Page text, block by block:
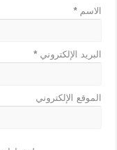
الاسم*
البريد الإلكتروني*
الموقع الإلكتروني